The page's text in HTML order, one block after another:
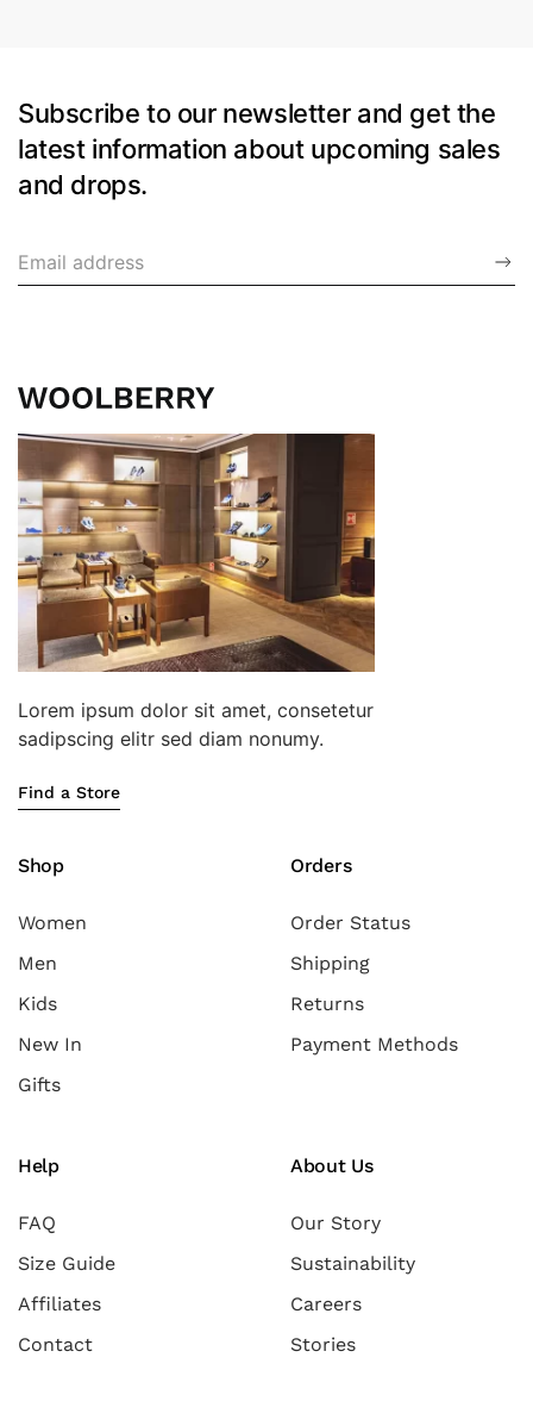
Subscribe to our newsletter and get the
latest information about upcoming sales
and drops.
Lorem ipsum dolor sit amet, consetetur
sadipscing elitr sed diam nonumy.
Find a Store
Shop
Women
Men
Kids
New In
Gifts
Orders
Order Status
Shipping
Returns
Payment Methods
Help
FAQ
Size Guide
Affiliates
Contact
About Us
Our Story
Sustainability
Careers
Stories